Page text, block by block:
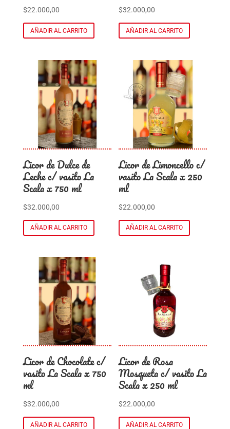
$22.000,00
AÑADIR AL CARRITO
$32.000,00
AÑADIR AL CARRITO
Licor de Dulce de
Leche c/ vasito La
Scala x 750 ml
$32.000,00
AÑADIR AL CARRITO
Licor de Limoncello c/
vasito La Scala x 250
ml
$22.000,00
AÑADIR AL CARRITO
Licor de Chocolate c/
vasito La Scala x 750
ml
$32.000,00
AÑADIR AL CARRITO
Licor de Rosa
Mosqueta c/ vasito La
Scala x 250 ml
$22.000,00
AÑADIR AL CARRITO